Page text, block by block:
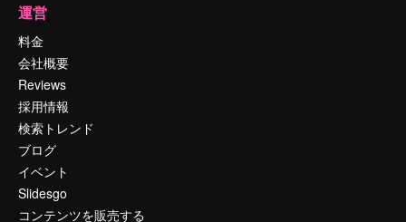
運営
料金
会社概要
Reviews
採用情報
検索トレンド
ブログ
イベント
Slidesgo
コンテンツを販売する